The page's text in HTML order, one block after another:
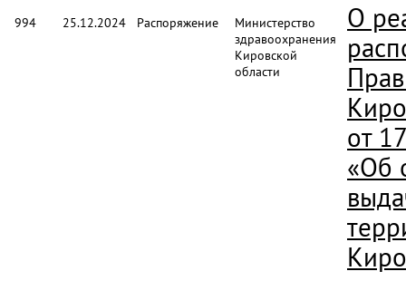
994 25.12.2024 Распоряжение
Министерство
здравоохранения
Кировской
области
О
от
«Об